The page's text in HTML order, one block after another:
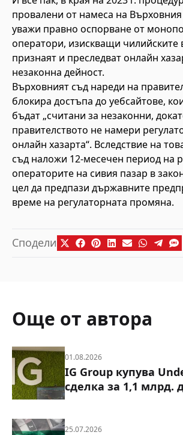
провалени от намеса на
уважи правно оспорване от
оператори, изискващи чилийските
признаят и преследват онлайн
незаконна дейност.
Върховният съд нареди на
блокира достъпа до уебсайтове,
бъдат „считани за незаконни,
правителството не намери
онлайн хазарта“. Вследствие на
съд наложи 12-месечен период на
операторите на сивия пазар в
цел да предпази държавните
време на регулаторната промяна.
Сподели
Още от автора
01.08.2026
IG Group купува
сделка за 1,1 млрд.
25.07.2026